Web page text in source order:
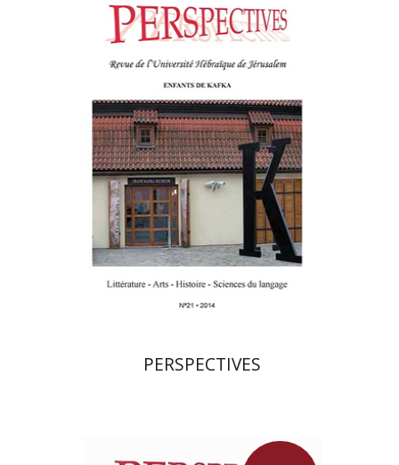
הנחת אתר ספר מודפס
$23
$21
PERSPECTIVES